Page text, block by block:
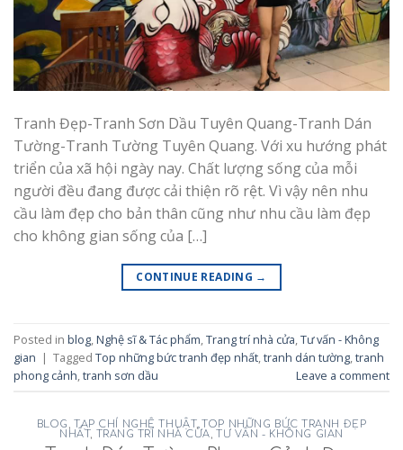
Tranh Đẹp-Tranh Sơn Dầu Tuyên Quang-Tranh Dán
Tường-Tranh Tường Tuyên Quang. Với xu hướng phát
triển của xã hội ngày nay. Chất lượng sống của mỗi
người đều đang được cải thiện rõ rệt. Vì vậy nên nhu
cầu làm đẹp cho bản thân cũng như nhu cầu làm đẹp
cho không gian sống của […]
CONTINUE READING →
Posted in blog,Nghệ sĩ & Tác phẩm,Trang trí nhà cửa,Tư vấn - Không
gian | Tagged Top những bức tranh đẹp nhất,tranh dán tường,tranh
phong cảnh,tranh sơn dầu Leave a comment
BLOG , TẠP CHÍ NGHỆ THUẬT ,
TOP NHỮNG BỨC TRANH ĐẸP
NHẤT , TRANG TRÍ NHÀ CỬA, TƯ VẤN - KHÔNG GIAN